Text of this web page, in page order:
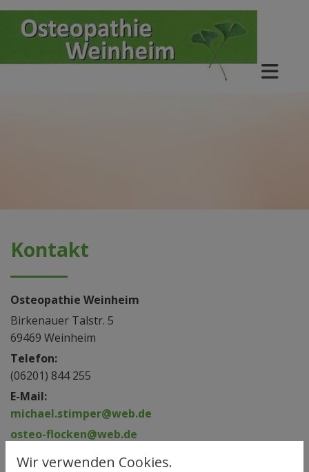
Kontakt
Osteopathie Weinheim
Birkenauer Talstr. 5
69469 Weinheim
Telefon:
(06201) 844 255
E-Mail:
michael.stimper@web.de
osteo-flocken@web.de
kopp.ve@gmx.net
Wir verwenden Cookies.